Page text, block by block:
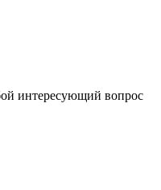
интересующий вопрос